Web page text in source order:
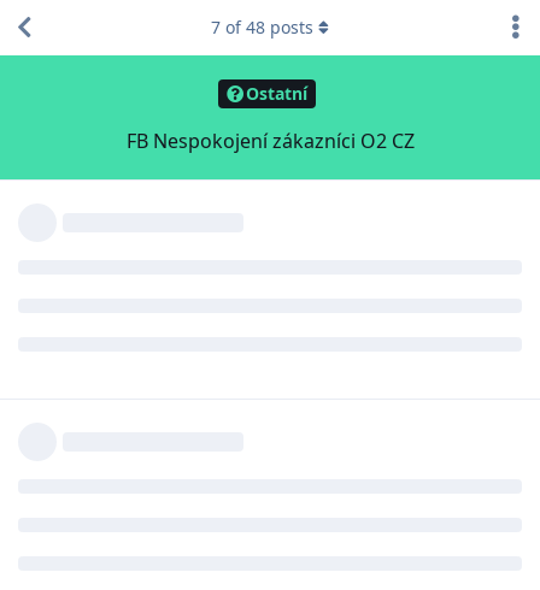
Ostatní
FB Nespokojení zákazníci O2 CZ
7 of48 posts